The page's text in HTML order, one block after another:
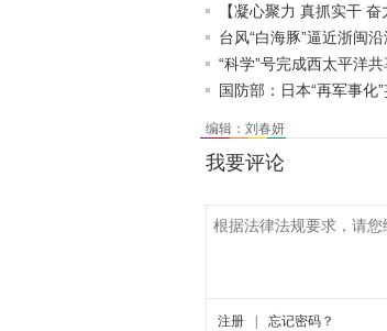
逐梦《追鱼》
【凝心聚力 真抓实干
局】抢占制高点..
台风“白海豚”逼近浙闽
“科学”号完成西太平洋
国防部：日本“再军事化
编辑：刘春妍